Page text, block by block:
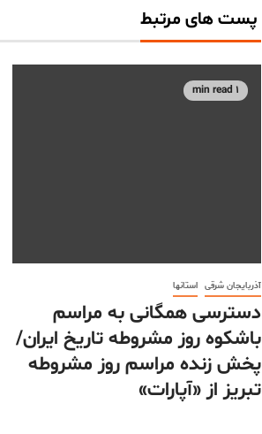
پست های مرتبط
1 min read
آذربایجان شرقی استانها
دسترسی همگانی به مراسم
باشکوه روز مشروطه تاریخ ایران/
پخش زنده مراسم روز مشروطه
تبریز از «آپارات»